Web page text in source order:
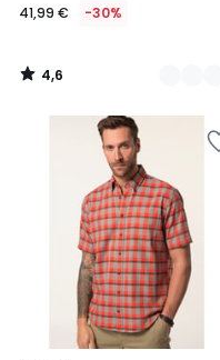
41,99 € -30%
4,6
/